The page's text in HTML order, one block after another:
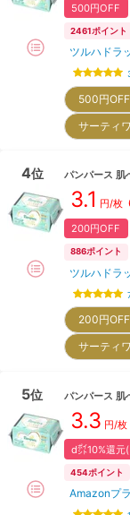
500円OFF
2461ポイント
ツルハドラ
500円
サーティ
4位 パンパース 肌
3.1 円/枚
200円OFF
886ポイント
ツルハドラ
200円
サーティ
5位 パンパース 肌
3.3 円/枚
d㌽10%還元
454ポイント
Amazonプ